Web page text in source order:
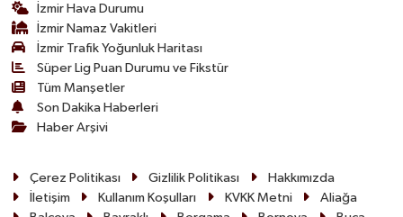
İzmir Hava Durumu
İzmir Namaz Vakitleri
İzmir Trafik Yoğunluk Haritası
Süper Lig Puan Durumu ve Fikstür
Tüm Manşetler
Son Dakika Haberleri
Haber Arşivi
Çerez Politikası Gizlilik Politikası
Hakkımızda
İletişim
Kullanım Koşulları KVKK Metni
Aliağa